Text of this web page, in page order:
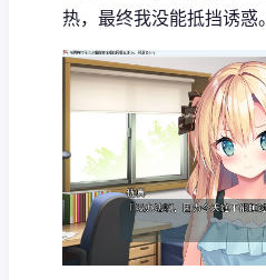
热，最终我没能抵挡诱惑。